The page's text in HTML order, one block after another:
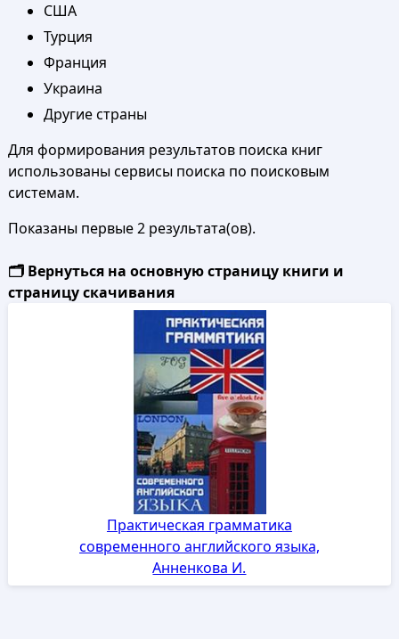
США
Турция
Франция
Украина
Другие страны
Для формирования результатов поиска книг
использованы сервисы поиска по поисковым
системам.
Показаны первые 2 результата(ов).
🗂️ Вернуться на основную страницу книги и
страницу скачивания
Практическая грамматика
современного английского языка,
Анненкова И.